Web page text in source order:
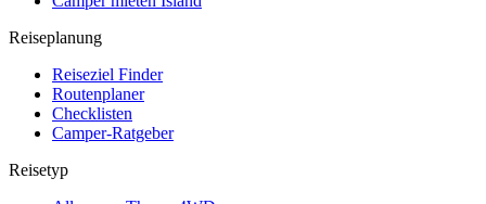
Reiseplanung
Reiseziel Finder
Routenplaner
Checklisten
Camper-Ratgeber
Reisetyp